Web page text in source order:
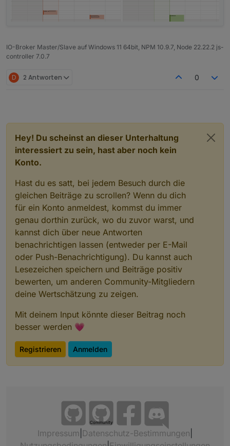
IO-Broker Master/Slave auf Windows 11 64bit, NPM 10.9.7, Node 22.22.2 js-
controller 7.0.7
D 2 Antworten 0
Hey! Du scheinst an dieser Unterhaltung
interessiert zu sein, hast aber noch kein
Konto.
Hast du es satt, bei jedem Besuch durch die
gleichen Beiträge zu scrollen? Wenn du dich
für ein Konto anmeldest, kommst du immer
genau dorthin zurück, wo du zuvor warst, und
kannst dich über neue Antworten
benachrichtigen lassen (entweder per E-Mail
oder Push-Benachrichtigung). Du kannst auch
Lesezeichen speichern und Beiträge positiv
bewerten, um anderen Community-Mitgliedern
deine Wertschätzung zu zeigen.
Mit deinem Input könnte dieser Beitrag noch
besser werden 💗
Registrieren Anmelden
Community
Impressum Datenschutz-Bestimmungen